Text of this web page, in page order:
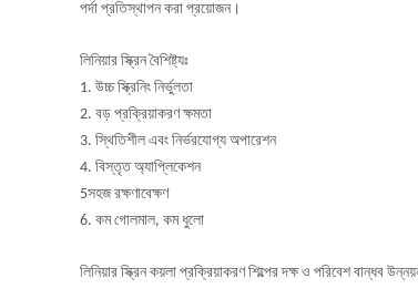
পর্দা প্রতিস্থাপন করা প্রয়োজন।
লিনিয়ার স্ক্রিন বৈশিষ্ট্যঃ
1. উচ্চ স্ক্রিনিং নির্ভুলতা
2. বড় প্রক্রিয়াকরণ ক্ষমতা
3. স্থিতিশীল এবং নির্ভরযোগ্য অপারেশন
4. বিস্তৃত অ্যাপ্লিকেশন
5সহজ রক্ষণাবেক্ষণ
6. কম গোলমাল, কম ধুলো
লিনিয়ার স্ক্রিন কয়লা প্রক্রিয়াকরণ শিল্পের দক্ষ ও পরিবেশ